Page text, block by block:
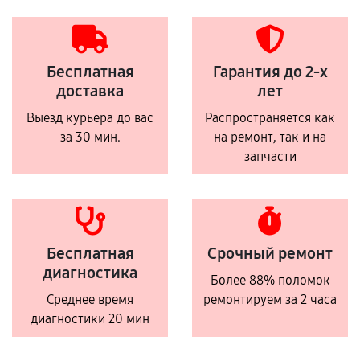
Бесплатная
доставка
Выезд курьера до вас
за 30 мин.
Гарантия до 2-х
лет
Распространяется как
на ремонт, так и на
запчасти
Бесплатная
диагностика
Среднее время
диагностики 20 мин
Срочный ремонт
Более 88% поломок
ремонтируем за 2 часа